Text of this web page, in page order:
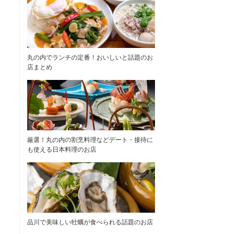
丸の内でランチの定番！おいしいと話題のお
店まとめ
厳選！丸の内の割烹料理などデート・接待に
も使える日本料理のお店
品川で美味しい牡蠣が食べられる話題のお店